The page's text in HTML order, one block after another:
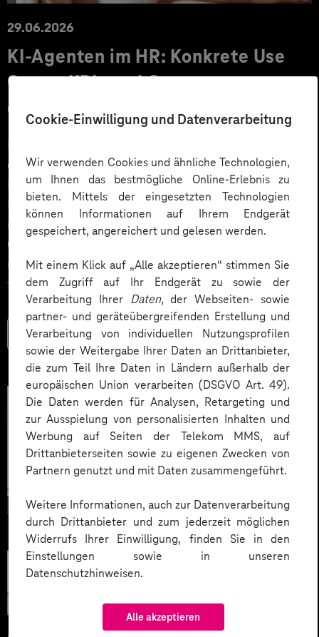
Cookie-Einwilligung und Datenverarbeitung
Wir verwenden Cookies und ähnliche Technologien,
um Ihnen das bestmögliche Online-Erlebnis zu
bieten. Mittels der eingesetzten Technologien
können Informationen auf Ihrem Endgerät
gespeichert, angereichert und gelesen werden.
Mit einem Klick auf „Alle akzeptieren“ stimmen Sie
dem Zugriff auf Ihr Endgerät zu sowie der
Verarbeitung Ihrer Daten, der Webseiten- sowie
partner- und geräteübergreifenden Erstellung und
Verarbeitung von individuellen Nutzungsprofilen
sowie der Weitergabe Ihrer Daten an Drittanbieter,
die zum Teil Ihre Daten in Ländern außerhalb der
europäischen Union verarbeiten (DSGVO Art. 49).
Die Daten werden für Analysen, Retargeting und
zur Ausspielung von personalisierten Inhalten und
Werbung auf Seiten der Telekom MMS, auf
Drittanbieterseiten sowie zu eigenen Zwecken von
Partnern genutzt und mit Daten zusammengeführt.
Weitere Informationen, auch zur Datenverarbeitung
durch Drittanbieter und zum jederzeit möglichen
Widerrufs Ihrer Einwilligung, finden Sie in den
Einstellungen sowie in unseren
Datenschutzhinweisen.
Alle akzeptieren
29.06.2026
KI‑Agenten im HR: Konkrete Use
Cases, KPIs und Governance
entlang der Employee Journey
KI‑Agenten im HR sind mehr als Chatbots: Sie
orchestrieren Prozesse entlang der gesamten
Employee Journey und schaffen messbaren Business
Impact. Der Beitrag zeigt konkrete Use Cases,
relevante KPIs für den Mittelstand sowie
Governance‑Leitplanken zu EU AI Act und DSGVO –
und liefert ein praxisnahes Priorisierungsframework
für HR‑Entscheider*innen.
Mehr lesen
Künstliche
Intelligenz